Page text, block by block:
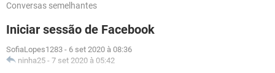
Conversas semelhantes
Iniciar sessão de Facebook
SofiaLopes1283 - 6 set 2020 à 08:36
ninha25 - 7 set 2020 à 05:42